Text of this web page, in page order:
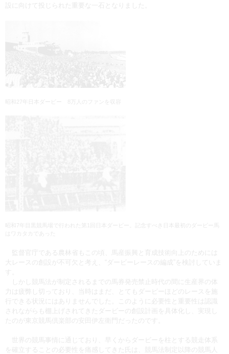
設に向けて投じられた重要な一石となりました。
昭和27年日本ダービー 8万人のファンを収容
はワカタカであった
監督官庁である農林省もこの頃、馬産振興と育成技術向上のためには
大レースの創設が不可欠と考え、“ダービーレースの編成”を検討していま
しかし競馬法が制定されるまでの馬券発売禁止時代の間に生産界の体
力は疲弊し切っており、当時はまだ、とてもダービーほどのレースを施
行できる状況にはありませんでした。このように必要性と重要性は認識
されながらも棚上げされてきたダービーの創設計画を具体化し、実現し
たのが東京競馬倶楽部の安田伊左衛門だったのです。
世界の競馬事情に通じており、早くからダービーを柱とする競走体系
を確立することの必要性を痛感してきた氏は、競馬法制定以降の競馬人